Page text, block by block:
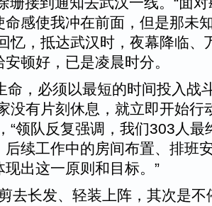
命感使我冲在前面，但是那未
忆，抵达武汉时，夜幕降临、
顿好，已是凌晨时分。
，必须以最短的时间投入战
没有片刻休息，就立即开始行
“领队反复强调，我们303人
后续工作中的房间布置、排班
现出这一原则和目标。”
去长发、轻装上阵，其次是不